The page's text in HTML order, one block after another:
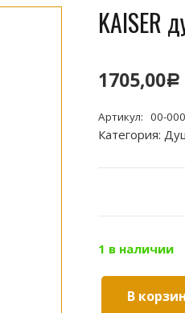
KAISER
1705,00Р
Артикул: 00-
Категория:
1 в наличии
Количество
В